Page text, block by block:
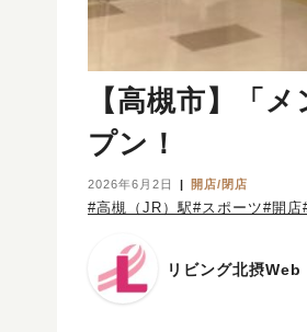
【高槻市】「
プン！
2026年6月2日 開店/閉店
#高槻（JR）駅#スポーツ#開店
リビング北摂Web